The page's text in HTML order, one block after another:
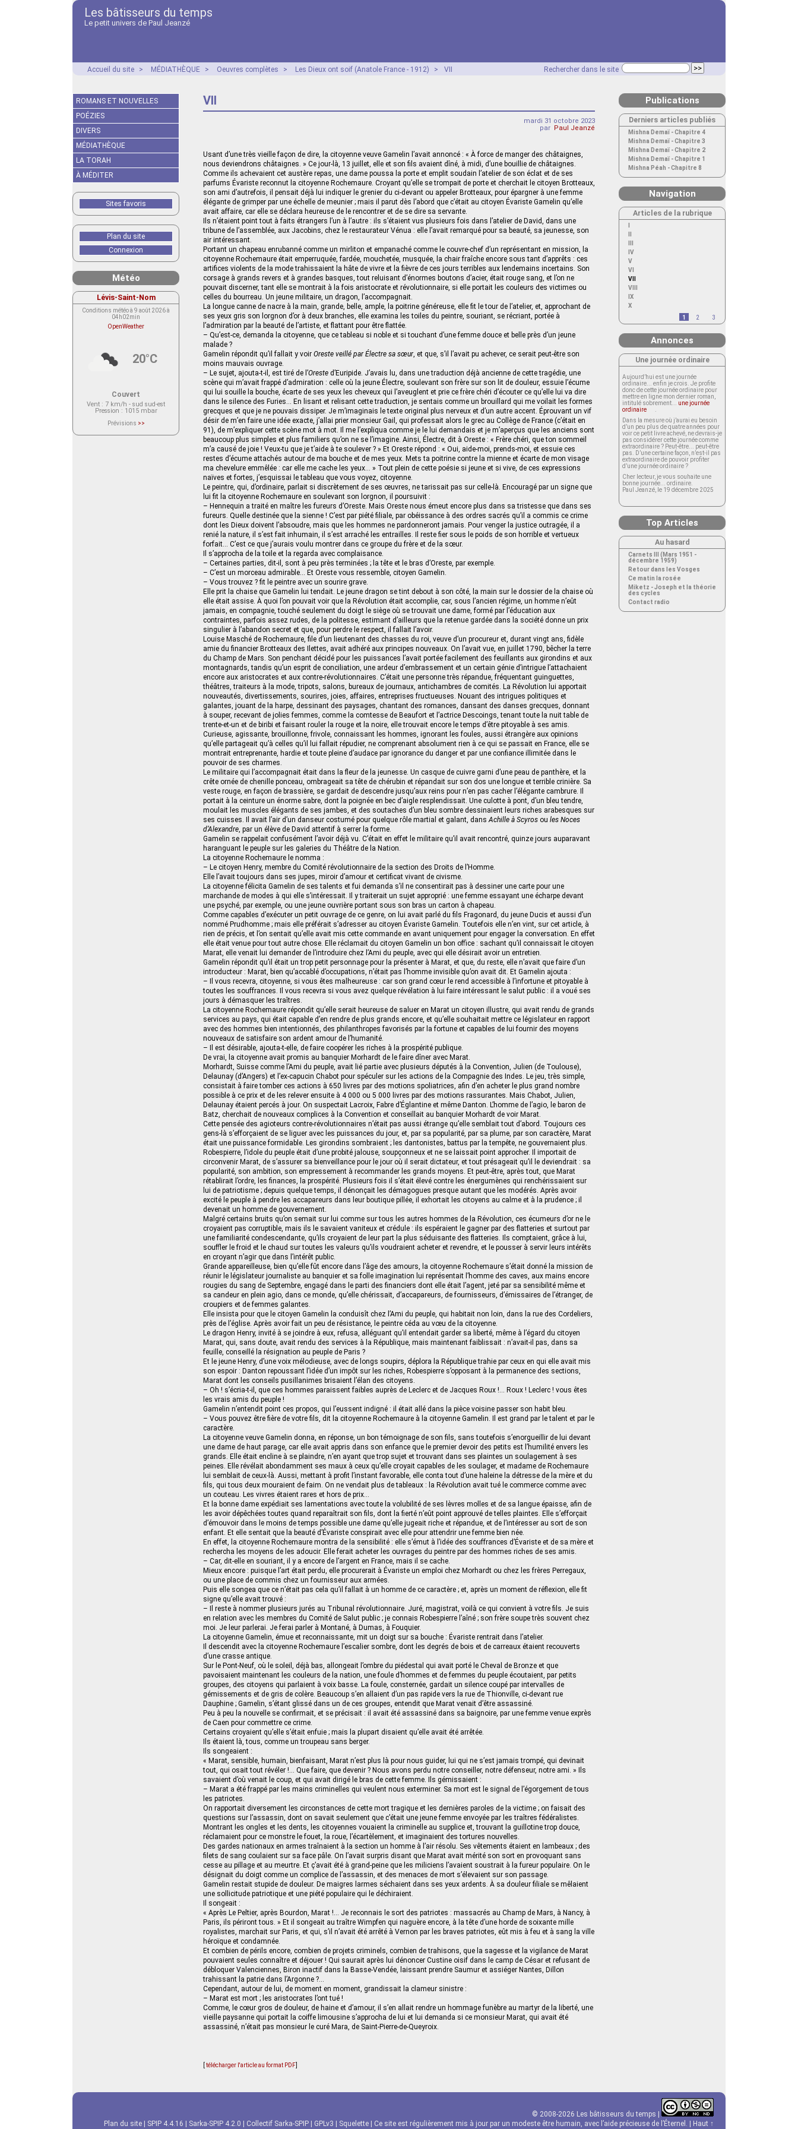
Les bâtisseurs du temps
Le petit univers de Paul Jeanzé
Rechercher dans le site
Accueil du site > MÉDIATHÈQUE > Oeuvres complètes > Les Dieux ont soif (Anatole France - 1912) > VII
VII
mardi 31 octobre 2023
par Paul Jeanzé
Usant d’une très vieille façon de dire, la citoyenne veuve Gamelin l’avait annoncé : « À force de manger des châtaignes,
nous deviendrons châtaignes. » Ce jour-là, 13 juillet, elle et son fils avaient dîné, à midi, d’une bouillie de châtaignes.
Comme ils achevaient cet austère repas, une dame poussa la porte et emplit soudain l’atelier de son éclat et de ses
parfums Évariste reconnut la citoyenne Rochemaure. Croyant qu’elle se trompait de porte et cherchait le citoyen Brotteaux,
son ami d’autrefois, il pensait déjà lui indiquer le grenier du ci-devant ou appeler Brotteaux, pour épargner à une femme
élégante de grimper par une échelle de meunier ; mais il parut dès l’abord que c’était au citoyen Évariste Gamelin qu’elle
avait affaire, car elle se déclara heureuse de le rencontrer et de se dire sa servante.
Ils n’étaient point tout à faits étrangers l’un à l’autre : ils s’étaient vus plusieurs fois dans l’atelier de David, dans une
tribune de l’assemblée, aux Jacobins, chez le restaurateur Vénua : elle l’avait remarqué pour sa beauté, sa jeunesse, son
air intéressant.
Portant un chapeau enrubanné comme un mirliton et empanaché comme le couvre-chef d’un représentant en mission, la
citoyenne Rochemaure était emperruquée, fardée, mouchetée, musquée, la chair fraîche encore sous tant d’apprêts : ces
artifices violents de la mode trahissaient la hâte de vivre et la fièvre de ces jours terribles aux lendemains incertains. Son
corsage à grands revers et à grandes basques, tout reluisant d’énormes boutons d’acier, était rouge sang, et l’on ne
pouvait discerner, tant elle se montrait à la fois aristocrate et révolutionnaire, si elle portait les couleurs des victimes ou
celles du bourreau. Un jeune militaire, un dragon, l’accompagnait.
La longue canne de nacre à la main, grande, belle, ample, la poitrine généreuse, elle fit le tour de l’atelier, et, approchant de
ses yeux gris son lorgnon d’or à deux branches, elle examina les toiles du peintre, souriant, se récriant, portée à
l’admiration par la beauté de l’artiste, et flattant pour être flattée.
– Qu’est-ce, demanda la citoyenne, que ce tableau si noble et si touchant d’une femme douce et belle près d’un jeune
malade ?
Gamelin répondit qu’il fallait y voir Oreste veillé par Électre sa sœur, et que, s’il l’avait pu achever, ce serait peut-être son
moins mauvais ouvrage.
– Le sujet, ajouta-t-il, est tiré de l’Oreste d’Euripide. J’avais lu, dans une traduction déjà ancienne de cette tragédie, une
scène qui m’avait frappé d’admiration : celle où la jeune Électre, soulevant son frère sur son lit de douleur, essuie l’écume
qui lui souille la bouche, écarte de ses yeux les cheveux qui l’aveuglent et prie ce frère chéri d’écouter ce qu’elle lui va dire
dans le silence des Furies… En lisant et relisant cette traduction, je sentais comme un brouillard qui me voilait les formes
grecques et que je ne pouvais dissiper. Je m’imaginais le texte original plus nerveux et d’un autre accent. Éprouvant un vif
désir de m’en faire une idée exacte, j’allai prier monsieur Gail, qui professait alors le grec au Collège de France (c’était en
91), de m’expliquer cette scène mot à mot. Il me l’expliqua comme je le lui demandais et je m’aperçus que les anciens sont
beaucoup plus simples et plus familiers qu’on ne se l’imagine. Ainsi, Électre, dit à Oreste : « Frère chéri, que ton sommeil
m’a causé de joie ! Veux-tu que je t’aide à te soulever ? » Et Oreste répond : « Oui, aide-moi, prends-moi, et essuie ces
restes d’écume attachés autour de ma bouche et de mes yeux. Mets ta poitrine contre la mienne et écarte de mon visage
ma chevelure emmêlée : car elle me cache les yeux… » Tout plein de cette poésie si jeune et si vive, de ces expressions
naïves et fortes, j’esquissai le tableau que vous voyez, citoyenne.
Le peintre, qui, d’ordinaire, parlait si discrètement de ses œuvres, ne tarissait pas sur celle-là. Encouragé par un signe que
lui fit la citoyenne Rochemaure en soulevant son lorgnon, il poursuivit :
– Hennequin a traité en maître les fureurs d’Oreste. Mais Oreste nous émeut encore plus dans sa tristesse que dans ses
fureurs. Quelle destinée que la sienne ! C’est par piété filiale, par obéissance à des ordres sacrés qu’il a commis ce crime
dont les Dieux doivent l’absoudre, mais que les hommes ne pardonneront jamais. Pour venger la justice outragée, il a
renié la nature, il s’est fait inhumain, il s’est arraché les entrailles. Il reste fier sous le poids de son horrible et vertueux
forfait… C’est ce que j’aurais voulu montrer dans ce groupe du frère et de la sœur.
Il s’approcha de la toile et la regarda avec complaisance.
– Certaines parties, dit-il, sont à peu près terminées ; la tête et le bras d’Oreste, par exemple.
– C’est un morceau admirable… Et Oreste vous ressemble, citoyen Gamelin.
– Vous trouvez ? fit le peintre avec un sourire grave.
Elle prit la chaise que Gamelin lui tendait. Le jeune dragon se tint debout à son côté, la main sur le dossier de la chaise où
elle était assise. À quoi l’on pouvait voir que la Révolution était accomplie, car, sous l’ancien régime, un homme n’eût
jamais, en compagnie, touché seulement du doigt le siège où se trouvait une dame, formé par l’éducation aux
contraintes, parfois assez rudes, de la politesse, estimant d’ailleurs que la retenue gardée dans la société donne un prix
singulier à l’abandon secret et que, pour perdre le respect, il fallait l’avoir.
Louise Masché de Rochemaure, file d’un lieutenant des chasses du roi, veuve d’un procureur et, durant vingt ans, fidèle
amie du financier Brotteaux des Ilettes, avait adhéré aux principes nouveaux. On l’avait vue, en juillet 1790, bêcher la terre
du Champ de Mars. Son penchant décidé pour les puissances l’avait portée facilement des feuillants aux girondins et aux
montagnards, tandis qu’un esprit de conciliation, une ardeur d’embrassement et un certain génie d’intrigue l’attachaient
encore aux aristocrates et aux contre-révolutionnaires. C’était une personne très répandue, fréquentant guinguettes,
théâtres, traiteurs à la mode, tripots, salons, bureaux de journaux, antichambres de comités. La Révolution lui apportait
nouveautés, divertissements, sourires, joies, affaires, entreprises fructueuses. Nouant des intrigues politiques et
galantes, jouant de la harpe, dessinant des paysages, chantant des romances, dansant des danses grecques, donnant
à souper, recevant de jolies femmes, comme la comtesse de Beaufort et l’actrice Descoings, tenant toute la nuit table de
trente-et-un et de biribi et faisant rouler la rouge et la noire, elle trouvait encore le temps d’être pitoyable à ses amis.
Curieuse, agissante, brouillonne, frivole, connaissant les hommes, ignorant les foules, aussi étrangère aux opinions
qu’elle partageait qu’à celles qu’il lui fallait répudier, ne comprenant absolument rien à ce qui se passait en France, elle se
montrait entreprenante, hardie et toute pleine d’audace par ignorance du danger et par une confiance illimitée dans le
pouvoir de ses charmes.
Le militaire qui l’accompagnait était dans la fleur de la jeunesse. Un casque de cuivre garni d’une peau de panthère, et la
crête ornée de chenille ponceau, ombrageait sa tête de chérubin et répandait sur son dos une longue et terrible crinière. Sa
veste rouge, en façon de brassière, se gardait de descendre jusqu’aux reins pour n’en pas cacher l’élégante cambrure. Il
portait à la ceinture un énorme sabre, dont la poignée en bec d’aigle resplendissait. Une culotte à pont, d’un bleu tendre,
moulait les muscles élégants de ses jambes, et des soutaches d’un bleu sombre dessinaient leurs riches arabesques sur
ses cuisses. Il avait l’air d’un danseur costumé pour quelque rôle martial et galant, dansAchille à Scyros ou les Noces
d’Alexandre, par un élève de David attentif à serrer la forme.
Gamelin se rappelait confusément l’avoir déjà vu. C’était en effet le militaire qu’il avait rencontré, quinze jours auparavant
haranguant le peuple sur les galeries du Théâtre de la Nation.
La citoyenne Rochemaure le nomma :
– Le citoyen Henry, membre du Comité révolutionnaire de la section des Droits de l’Homme.
Elle l’avait toujours dans ses jupes, miroir d’amour et certificat vivant de civisme.
La citoyenne félicita Gamelin de ses talents et fui demanda s’il ne consentirait pas à dessiner une carte pour une
marchande de modes à qui elle s’intéressait. Il y traiterait un sujet approprié : une femme essayant une écharpe devant
une psyché, par exemple, ou une jeune ouvrière portant sous son bras un carton à chapeau.
Comme capables d’exécuter un petit ouvrage de ce genre, on lui avait parlé du fils Fragonard, du jeune Ducis et aussi d’un
nommé Prudhomme ; mais elle préférait s’adresser au citoyen Évariste Gamelin. Toutefois elle n’en vint, sur cet article, à
rien de précis, et l’on sentait qu’elle avait mis cette commande en avant uniquement pour engager la conversation. En effet
elle était venue pour tout autre chose. Elle réclamait du citoyen Gamelin un bon office : sachant qu’il connaissait le citoyen
Marat, elle venait lui demander de l’introduire chez l’Ami du peuple, avec qui elle désirait avoir un entretien.
Gamelin répondit qu’il était un trop petit personnage pour la présenter à Marat, et que, du reste, elle n’avait que faire d’un
introducteur : Marat, bien qu’accablé d’occupations, n’était pas l’homme invisible qu’on avait dit. Et Gamelin ajouta :
– Il vous recevra, citoyenne, si vous êtes malheureuse : car son grand cœur le rend accessible à l’infortune et pitoyable à
toutes les souffrances. Il vous recevra si vous avez quelque révélation à lui faire intéressant le salut public : il a voué ses
jours à démasquer les traîtres.
La citoyenne Rochemaure répondit qu’elle serait heureuse de saluer en Marat un citoyen illustre, qui avait rendu de grands
services au pays, qui était capable d’en rendre de plus grands encore, et qu’elle souhaitait mettre ce législateur en rapport
avec des hommes bien intentionnés, des philanthropes favorisés par la fortune et capables de lui fournir des moyens
nouveaux de satisfaire son ardent amour de l’humanité.
– Il est désirable, ajouta-t-elle, de faire coopérer les riches à la prospérité publique.
De vrai, la citoyenne avait promis au banquier Morhardt de le faire dîner avec Marat.
Morhardt, Suisse comme l’Ami du peuple, avait lié partie avec plusieurs députés à la Convention, Julien (de Toulouse),
Delaunay (d’Angers) et l’ex-capucin Chabot pour spéculer sur les actions de la Compagnie des Indes. Le jeu, très simple,
consistait à faire tomber ces actions à 650 livres par des motions spoliatrices, afin d’en acheter le plus grand nombre
possible à ce prix et de les relever ensuite à 4 000 ou 5 000 livres par des motions rassurantes. Mais Chabot, Julien,
Delaunay étaient percés à jour. On suspectait Lacroix, Fabre d’Églantine et même Danton. L’homme de l’agio, le baron de
Batz, cherchait de nouveaux complices à la Convention et conseillait au banquier Morhardt de voir Marat.
Cette pensée des agioteurs contre-révolutionnaires n’était pas aussi étrange qu’elle semblait tout d’abord. Toujours ces
gens-là s’efforçaient de se liguer avec les puissances du jour, et, par sa popularité, par sa plume, par son caractère, Marat
était une puissance formidable. Les girondins sombraient ; les dantonistes, battus par la tempête, ne gouvernaient plus.
Robespierre, l’idole du peuple était d’une probité jalouse, soupçonneux et ne se laissait point approcher. Il importait de
circonvenir Marat, de s’assurer sa bienveillance pour le jour où il serait dictateur, et tout présageait qu’il le deviendrait : sa
popularité, son ambition, son empressement à recommander les grands moyens. Et peut-être, après tout, que Marat
rétablirait l’ordre, les finances, la prospérité. Plusieurs fois il s’était élevé contre les énergumènes qui renchérissaient sur
lui de patriotisme ; depuis quelque temps, il dénonçait les démagogues presque autant que les modérés. Après avoir
excité le peuple à pendre les accapareurs dans leur boutique pillée, il exhortait les citoyens au calme et à la prudence ; il
devenait un homme de gouvernement.
Malgré certains bruits qu’on semait sur lui comme sur tous les autres hommes de la Révolution, ces écumeurs d’or ne le
croyaient pas corruptible, mais ils le savaient vaniteux et crédule : ils espéraient le gagner par des flatteries et surtout par
une familiarité condescendante, qu’ils croyaient de leur part la plus séduisante des flatteries. Ils comptaient, grâce à lui,
souffler le froid et le chaud sur toutes les valeurs qu’ils voudraient acheter et revendre, et le pousser à servir leurs intérêts
en croyant n’agir que dans l’intérêt public.
Grande appareilleuse, bien qu’elle fût encore dans l’âge des amours, la citoyenne Rochemaure s’était donné la mission de
réunir le législateur journaliste au banquier et sa folle imagination lui représentait l’homme des caves, aux mains encore
rougies du sang de Septembre, engagé dans le parti des financiers dont elle était l’agent, jeté par sa sensibilité même et
sa candeur en plein agio, dans ce monde, qu’elle chérissait, d’accapareurs, de fournisseurs, d’émissaires de l’étranger, de
croupiers et de femmes galantes.
Elle insista pour que le citoyen Gamelin la conduisît chez l’Ami du peuple, qui habitait non loin, dans la rue des Cordeliers,
près de l’église. Après avoir fait un peu de résistance, le peintre céda au vœu de la citoyenne.
Le dragon Henry, invité à se joindre à eux, refusa, alléguant qu’il entendait garder sa liberté, même à l’égard du citoyen
Marat, qui, sans doute, avait rendu des services à la République, mais maintenant faiblissait : n’avait-il pas, dans sa
feuille, conseillé la résignation au peuple de Paris ?
Et le jeune Henry, d’une voix mélodieuse, avec de longs soupirs, déplora la République trahie par ceux en qui elle avait mis
son espoir : Danton repoussant l’idée d’un impôt sur les riches, Robespierre s’opposant à la permanence des sections,
Marat dont les conseils pusillanimes brisaient l’élan des citoyens.
– Oh ! s’écria-t-il, que ces hommes paraissent faibles auprès de Leclerc et de Jacques Roux !… Roux ! Leclerc ! vous êtes
les vrais amis du peuple !
Gamelin n’entendit point ces propos, qui l’eussent indigné : il était allé dans la pièce voisine passer son habit bleu.
– Vous pouvez être fière de votre fils, dit la citoyenne Rochemaure à la citoyenne Gamelin. Il est grand par le talent et par le
caractère.
La citoyenne veuve Gamelin donna, en réponse, un bon témoignage de son fils, sans toutefois s’enorgueillir de lui devant
une dame de haut parage, car elle avait appris dans son enfance que le premier devoir des petits est l’humilité envers les
grands. Elle était encline à se plaindre, n’en ayant que trop sujet et trouvant dans ses plaintes un soulagement à ses
peines. Elle révélait abondamment ses maux à ceux qu’elle croyait capables de les soulager, et madame de Rochemaure
lui semblait de ceux-là. Aussi, mettant à profit l’instant favorable, elle conta tout d’une haleine la détresse de la mère et du
fils, qui tous deux mouraient de faim. On ne vendait plus de tableaux : la Révolution avait tué le commerce comme avec
un couteau. Les vivres étaient rares et hors de prix…
Et la bonne dame expédiait ses lamentations avec toute la volubilité de ses lèvres molles et de sa langue épaisse, afin de
les avoir dépêchées toutes quand reparaîtrait son fils, dont la fierté n’eût point approuvé de telles plaintes. Elle s’efforçait
d’émouvoir dans le moins de temps possible une dame qu’elle jugeait riche et répandue, et de l’intéresser au sort de son
enfant. Et elle sentait que la beauté d’Évariste conspirait avec elle pour attendrir une femme bien née.
En effet, la citoyenne Rochemaure montra de la sensibilité : elle s’émut à l’idée des souffrances d’Évariste et de sa mère et
rechercha les moyens de les adoucir. Elle ferait acheter les ouvrages du peintre par des hommes riches de ses amis.
– Car, dit-elle en souriant, il y a encore de l’argent en France, mais il se cache.
Mieux encore : puisque l’art était perdu, elle procurerait à Évariste un emploi chez Morhardt ou chez les frères Perregaux,
ou une place de commis chez un fournisseur aux armées.
Puis elle songea que ce n’était pas cela qu’il fallait à un homme de ce caractère ; et, après un moment de réflexion, elle fit
signe qu’elle avait trouvé :
– Il reste à nommer plusieurs jurés au Tribunal révolutionnaire. Juré, magistrat, voilà ce qui convient à votre fils. Je suis
en relation avec les membres du Comité de Salut public ; je connais Robespierre l’aîné ; son frère soupe très souvent chez
moi. Je leur parlerai. Je ferai parler à Montané, à Dumas, à Fouquier.
La citoyenne Gamelin, émue et reconnaissante, mit un doigt sur sa bouche : Évariste rentrait dans l’atelier.
Il descendit avec la citoyenne Rochemaure l’escalier sombre, dont les degrés de bois et de carreaux étaient recouverts
d’une crasse antique.
Sur le Pont-Neuf, où le soleil, déjà bas, allongeait l’ombre du piédestal qui avait porté le Cheval de Bronze et que
pavoisaient maintenant les couleurs de la nation, une foule d’hommes et de femmes du peuple écoutaient, par petits
groupes, des citoyens qui parlaient à voix basse. La foule, consternée, gardait un silence coupé par intervalles de
gémissements et de gris de colère. Beaucoup s’en allaient d’un pas rapide vers la rue de Thionville, ci-devant rue
Dauphine ; Gamelin, s’étant glissé dans un de ces groupes, entendit que Marat venait d’être assassiné.
Peu à peu la nouvelle se confirmait, et se précisait : il avait été assassiné dans sa baignoire, par une femme venue exprès
de Caen pour commettre ce crime.
Certains croyaient qu’elle s’était enfuie ; mais la plupart disaient qu’elle avait été arrêtée.
Ils étaient là, tous, comme un troupeau sans berger.
Ils songeaient :
« Marat, sensible, humain, bienfaisant, Marat n’est plus là pour nous guider, lui qui ne s’est jamais trompé, qui devinait
tout, qui osait tout révéler !… Que faire, que devenir ? Nous avons perdu notre conseiller, notre défenseur, notre ami. » Ils
savaient d’où venait le coup, et qui avait dirigé le bras de cette femme. Ils gémissaient :
– Marat a été frappé par les mains criminelles qui veulent nous exterminer. Sa mort est le signal de l’égorgement de tous
les patriotes.
On rapportait diversement les circonstances de cette mort tragique et les dernières paroles de la victime ; on faisait des
questions sur l’assassin, dont on savait seulement que c’était une jeune femme envoyée par les traîtres fédéralistes.
Montrant les ongles et les dents, les citoyennes vouaient la criminelle au supplice et, trouvant la guillotine trop douce,
réclamaient pour ce monstre le fouet, la roue, l’écartèlement, et imaginaient des tortures nouvelles.
Des gardes nationaux en armes traînaient à la section un homme à l’air résolu. Ses vêtements étaient en lambeaux ; des
filets de sang coulaient sur sa face pâle. On l’avait surpris disant que Marat avait mérité son sort en provoquant sans
cesse au pillage et au meurtre. Et ç’avait été à grand-peine que les miliciens l’avaient soustrait à la fureur populaire. On le
désignait du doigt comme un complice de l’assassin, et des menaces de mort s’élevaient sur son passage.
Gamelin restait stupide de douleur. De maigres larmes séchaient dans ses yeux ardents. À sa douleur filiale se mêlaient
une sollicitude patriotique et une piété populaire qui le déchiraient.
Il songeait :
« Après Le Peltier, après Bourdon, Marat !… Je reconnais le sort des patriotes : massacrés au Champ de Mars, à Nancy, à
Paris, ils périront tous. » Et il songeait au traître Wimpfen qui naguère encore, à la tête d’une horde de soixante mille
royalistes, marchait sur Paris, et qui, s’il n’avait été arrêté à Vernon par les braves patriotes, eût mis à feu et à sang la ville
héroïque et condamnée.
Et combien de périls encore, combien de projets criminels, combien de trahisons, que la sagesse et la vigilance de Marat
pouvaient seules connaître et déjouer ! Qui saurait après lui dénoncer Custine oisif dans le camp de César et refusant de
débloquer Valenciennes, Biron inactif dans la Basse-Vendée, laissant prendre Saumur et assiéger Nantes, Dillon
trahissant la patrie dans l’Argonne ?…
Cependant, autour de lui, de moment en moment, grandissait la clameur sinistre :
– Marat est mort ; les aristocrates l’ont tué !
Comme, le cœur gros de douleur, de haine et d’amour, il s’en allait rendre un hommage funèbre au martyr de la liberté, une
vieille paysanne qui portait la coiffe limousine s’approcha de lui et lui demanda si ce monsieur Marat, qui avait été
assassiné, n’était pas monsieur le curé Mara, de Saint-Pierre-de-Queyroix.
télécharger l'article au format PDF
ROMANS ET NOUVELLES
POÉZIES
DIVERS
MÉDIATHÈQUE
LA TORAH
À MÉDITER
Sites favoris
Plan du site
Connexion
Météo
Lévis-Saint-Nom
Conditions météo à 9 août 2026 à
04h02min
OpenWeather
20°C
Couvert
Vent : 7 km/h - sud sud-est
Pression : 1015 mbar
Prévisions >>
actuellement aucune prévision
Publications
Derniers articles publiés
Mishna Demaï - Chapitre 4
Mishna Demaï - Chapitre 3
Mishna Demaï - Chapitre 2
Mishna Demaï - Chapitre 1
Mishna Péah - Chapitre 8
Navigation
Articles de la rubrique
IV
V
VI
VII
VIII
IX
X
1
2 3
Annonces
Une journée ordinaire
Aujourd’hui est une journée
ordinaire... enfin je crois. Je profite
donc de cette journée ordinaire pour
mettre en ligne mon dernier roman,
intitulé sobrement... une journée
ordinaire
Dans la mesure où j’aurai eu besoin
d’un peu plus de quatre années pour
voir ce petit livre achevé, ne devrais-je
pas considérer cette journée comme
extraordinaire ? Peut-être... peut-être
pas. D’une certaine façon, n’est-il pas
extraordinaire de pouvoir profiter
d’une journée ordinaire ?
Cher lecteur, je vous souhaite une
bonne journée... ordinaire.
Paul Jeanzé, le 19 décembre 2025
Top Articles
Au hasard
Carnets III (Mars 1951 -
décembre 1959)
Retour dans les Vosges
Ce matin la rosée
Miketz - Joseph et la théorie
des cycles
Contact radio
© 2008-2026 Les bâtisseurs du temps |
Plan du site
SPIP 4.4.16 Sarka-SPIP 4.2.0 Collectif Sarka-SPIP GPLv3 Squelette | Ce site est régulièrement mis à jour par un modeste être humain, avec l’aide précieuse de l’Éternel. | Haut ↑